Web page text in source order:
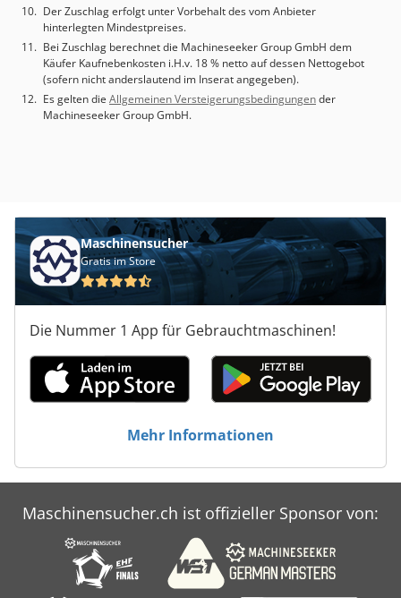
Der Zuschlag erfolgt unter Vorbehalt des vom Anbieter
hinterlegten Mindestpreises.
Bei Zuschlag berechnet die Machineseeker Group GmbH dem
Käufer Kaufnebenkosten i.H.v. 18 % netto auf dessen Nettogebot
(sofern nicht anderslautend im Inserat angegeben).
Es gelten die Allgemeinen Versteigerungsbedingungender
Machineseeker Group GmbH.
Maschinensucher
Gratis im Store
Die Nummer 1 App für Gebrauchtmaschinen!
Mehr Informationen
Maschinensucher.ch ist offizieller Sponsor von: